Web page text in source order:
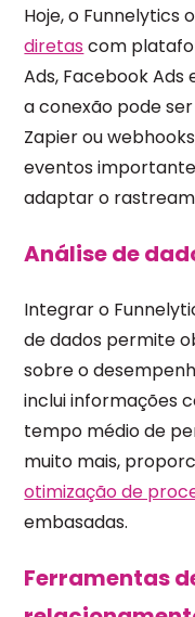
Hoje, o Funnelytics
diretas com
Ads, Facebook Ads
a conexão pode
Zapier ou
eventos
adaptar o
Análise de
Integrar o
de dados permite
sobre o
inclui informações
tempo médio de
muito mais,
otimização de
embasadas.
Ferramentas